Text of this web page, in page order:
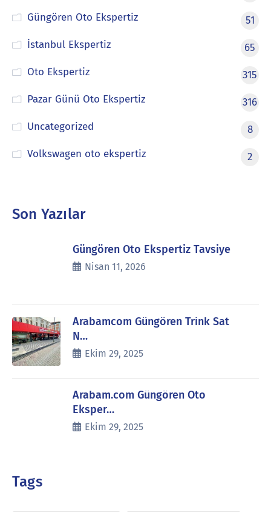
Güngören Oto Ekspertiz
51
İstanbul Ekspertiz
65
Oto Ekspertiz
315
Pazar Günü Oto Ekspertiz
316
Uncategorized
8
Volkswagen oto ekspertiz
2
Son Yazılar
Güngören Oto Ekspertiz Tavsiye
Nisan 11, 2026
Arabamcom Güngören Trink Sat
N…
Ekim 29, 2025
Arabam.com Güngören Oto
Eksper…
Ekim 29, 2025
Tags